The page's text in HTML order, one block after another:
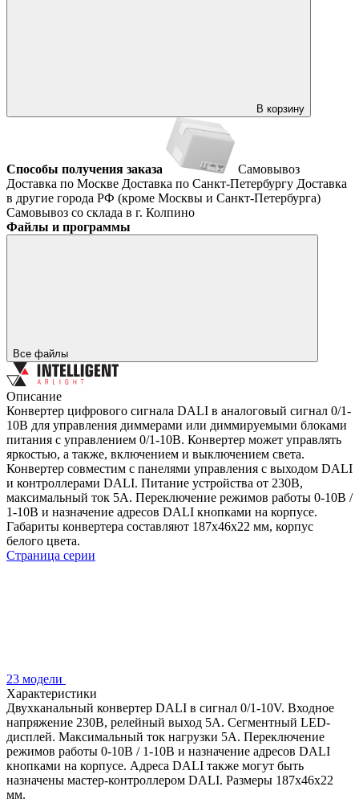
В корзину
Способы получения заказа
Самовывоз
Доставка по Москве Доставка по Санкт-Петербургу Доставка
в другие города РФ (кроме Москвы и Санкт-Петербурга)
Самовывоз со склада в г. Колпино
Файлы и программы
Все файлы
Описание
Конвертер цифрового сигнала DALI в аналоговый сигнал 0/1-
10В для управления диммерами или диммируемыми блоками
питания с управлением 0/1-10В. Конвертер может управлять
яркостью, а также, включением и выключением света.
Конвертер совместим с панелями управления с выходом DALI
и контроллерами DALI. Питание устройства от 230В,
максимальный ток 5А. Переключение режимов работы 0-10В /
1-10В и назначение адресов DALI кнопками на корпусе.
Габариты конвертера составляют 187x46x22 мм, корпус
белого цвета.
Страница серии
23 модели
Характеристики
Двухканальный конвертер DALI в сигнал 0/1-10V. Входное
напряжение 230В, релейный выход 5А. Сегментный LED-
дисплей. Максимальный ток нагрузки 5А. Переключение
режимов работы 0-10В / 1-10В и назначение адресов DALI
кнопками на корпусе. Адреса DALI также могут быть
назначены мастер-контроллером DALI. Размеры 187x46x22
мм.